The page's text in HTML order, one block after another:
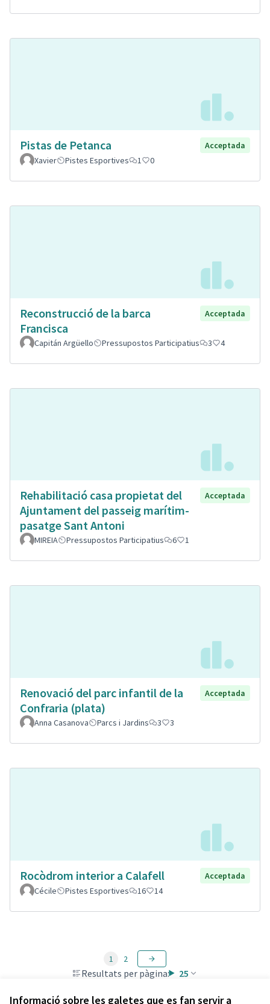
Informació sobre les galetes que es fan servir a
Pistas de Petanca
Acceptada
Xavier
Pistes Esportives 1 0
Reconstrucció de la barca
Francisca
Acceptada
Capitán Argüello Pressupostos Participatius 3 4
Rehabilitació casa propietat del
Ajuntament del passeig marítim-
pasatge Sant Antoni
Acceptada
MIREIA Pressupostos Participatius 6 1
Renovació del parc infantil de la
Confraria (plata)
Acceptada
Anna Casanova Parcs i Jardins 3 3
Rocòdrom interior a Calafell
Acceptada
Cécile
Pistes Esportives 16 14
Resultats per pàgina: 25
1 2